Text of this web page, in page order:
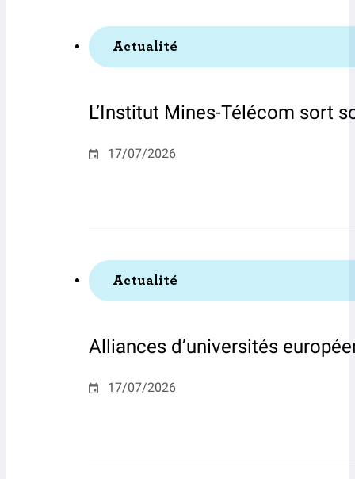
Actualité
L’Institut Mines-Télécom sort
17/07/2026
Actualité
Alliances d’universités
17/07/2026